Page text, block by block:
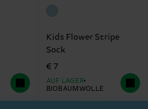
Kids Flower Stripe
Sock
€ 7
AUF LAGER
BIOBAUMWOLLE